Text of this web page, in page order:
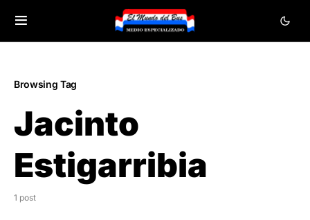
Browsing Tag
Jacinto
Estigarribia
1 post